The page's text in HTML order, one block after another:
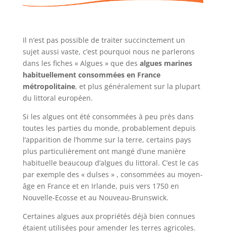
Il n’est pas possible de traiter succinctement un
sujet aussi vaste, c’est pourquoi nous ne parlerons
dans les fiches « Algues » que des algues marines
habituellement consommées en France
métropolitaine, et plus généralement sur la plupart
du littoral européen.
Si les algues ont été consommées à peu près dans
toutes les parties du monde, probablement depuis
l’apparition de l’homme sur la terre, certains pays
plus particulièrement ont mangé d’une manière
habituelle beaucoup d’algues du littoral. C’est le cas
par exemple des « dulses » , consommées au moyen-
âge en France et en Irlande, puis vers 1750 en
Nouvelle-Ecosse et au Nouveau-Brunswick.
Certaines algues aux propriétés déjà bien connues
étaient utilisées pour amender les terres agricoles.